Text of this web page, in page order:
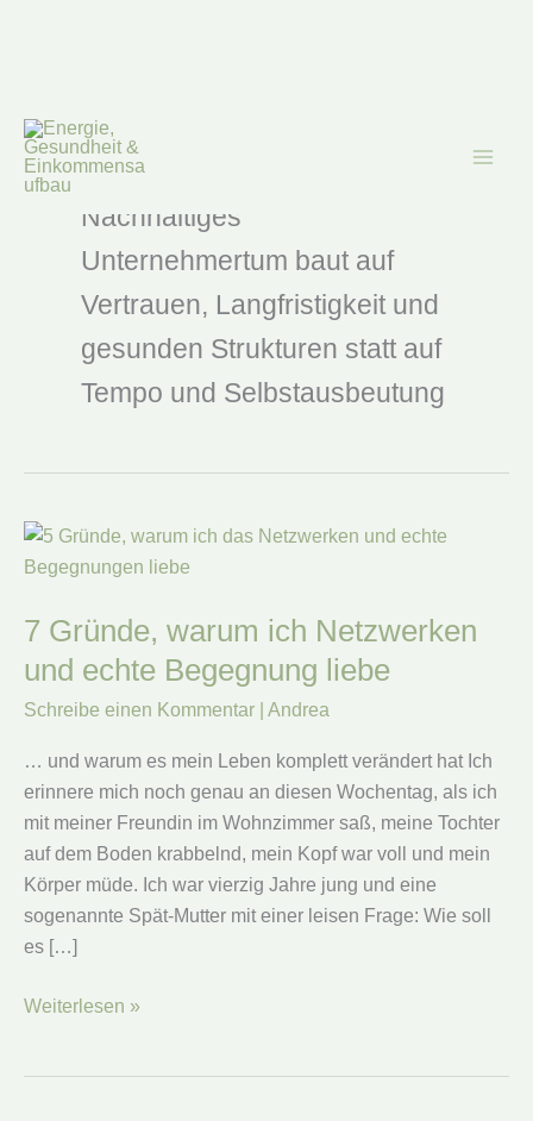
Inhalt
springen nachhaltiges
Unternehmertum
Nachhaltiges
Unternehmertum baut auf
Vertrauen, Langfristigkeit und
gesunden Strukturen statt auf
Tempo und Selbstausbeutung
7 Gründe, warum ich Netzwerken
und echte Begegnung liebe
Schreibe einen Kommentar Andrea
… und warum es mein Leben komplett verändert hat Ich
erinnere mich noch genau an diesen Wochentag, als ich
mit meiner Freundin im Wohnzimmer saß, meine Tochter
auf dem Boden krabbelnd, mein Kopf war voll und mein
Körper müde. Ich war vierzig Jahre jung und eine
sogenannte Spät-Mutter mit einer leisen Frage: Wie soll
es […]
7
Weiterlesen »